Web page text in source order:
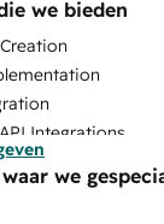
we bieden
Integrations
Marketing
we